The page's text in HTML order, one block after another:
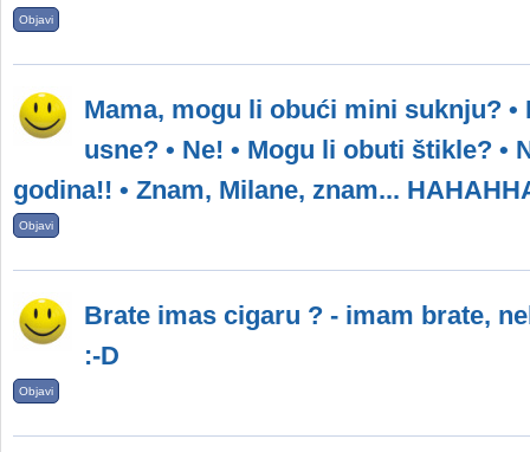
Objavi
Mama, mogu li obući mini suknju? •
usne? • Ne! • Mogu li obuti štikle? •
godina!! • Znam, Milane, znam...
Objavi
Brate imas cigaru ? - imam brate,
:-D
Objavi